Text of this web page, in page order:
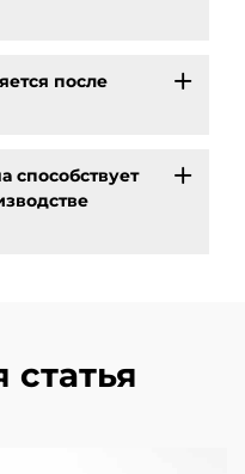
после
способствует
статья